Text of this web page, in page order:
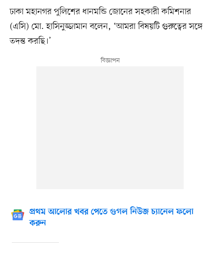
ঢাকা মহানগর পুলিশের ধানমন্ডি জোনের সহকারী কমিশনার
(এসি) মো. হাসিনুজ্জামান বলেন, ‘আমরা বিষয়টি গুরুত্বের সঙ্গে
তদন্ত করছি।’
প্রথম আলোর খবর পেতে গুগল নিউজ চ্যানেল ফলো
করুন